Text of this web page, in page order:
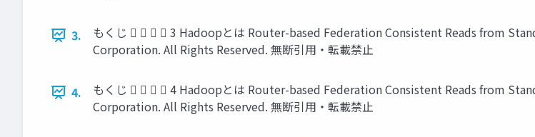
3.
もくじ     3 Hadoopとは Router-based Federation Consistent Reads from
Corporation. All Rights Reserved. 無断引用・転載禁止
4.
もくじ     4 Hadoopとは Router-based Federation Consistent Reads from
Corporation. All Rights Reserved. 無断引用・転載禁止